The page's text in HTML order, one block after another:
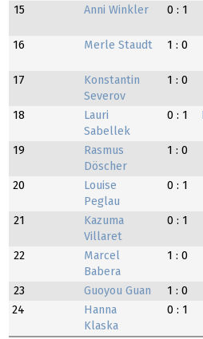
15 Anni Winkler 0 : 1
16
Merle Staudt 1 : 0
17
Konstantin
Severov
1 : 0
18
Lauri
Sabellek
0 : 1
19
Rasmus
Döscher
1 : 0
20
Louise
Peglau
0 : 1
21
Kazuma
Villaret
0 : 1
22
Marcel
Babera
1 : 0
23
Guoyou Guan 1 : 0
24
Hanna
Klaska
0 : 1